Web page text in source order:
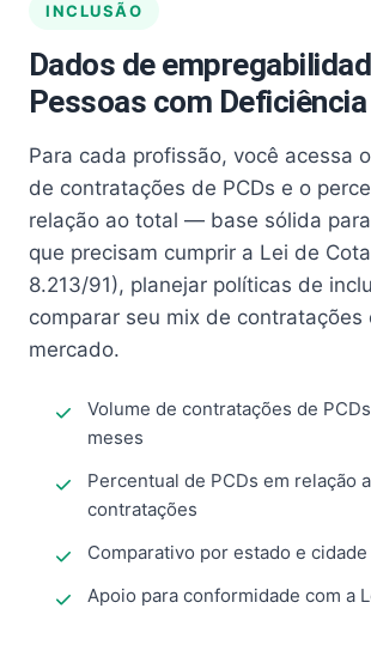
INCLUSÃO
Dados de
Pessoas com Deficiência
Para cada profissão, você acessa
de contratações de PCDs e o
relação ao total — base sólida
que precisam cumprir a Lei de
8.213/91), planejar políticas de
comparar seu mix de contratações
mercado.
Volume de contratações de
meses
Percentual de PCDs em relação
contratações
Comparativo por estado e cidade
Apoio para conformidade com a